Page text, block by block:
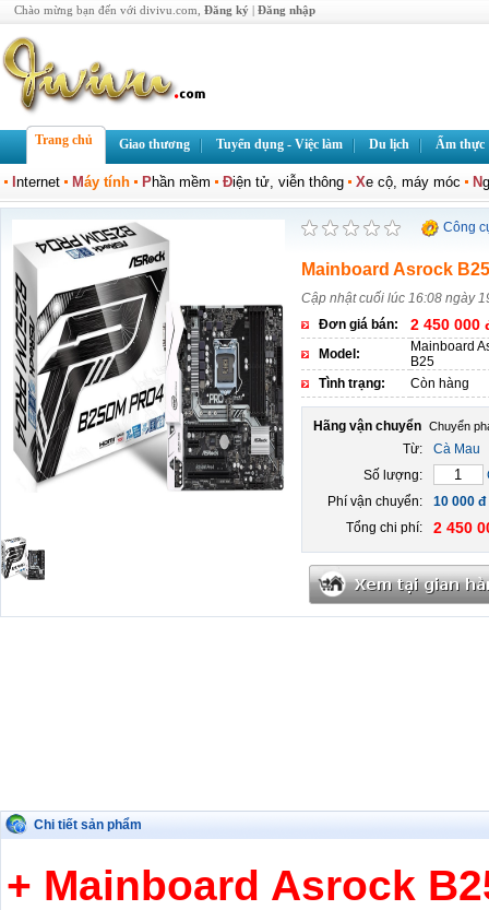
Chào mừng bạn đến với divivu.com, Đăng ký | Đăng nhập
Trang chủ Giao thương Tuyển dụng - Việc làm Du lịch Ẩm thực
nternet Máy tính Phần mềm Điện tử, viễn thông Xe cộ, máy móc N
Công
Mainboard Asrock
Cập nhật cuối lúc 16:08 ngày
Đơn giá bán:
2 450 000
Model:
Mainboard
B25
Tình trạng:
Còn hàng
Hãng vận chuyển
Từ:
Cà Mau
Số lượng:
Phí vận chuyển:
10 000 đ
Tổng chi phí:
2 450
Chi tiết sản phẩm
+ Mainboard Asrock